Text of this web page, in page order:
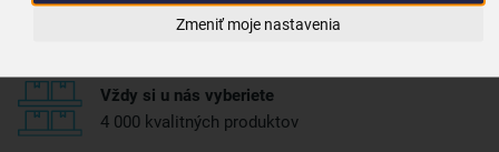
Zmeniť moje nastavenia
Tovar bleskovo odosielame
máme skoro všetko skladom
Vždy si u nás vyberiete
4 000 kvalitných produktov